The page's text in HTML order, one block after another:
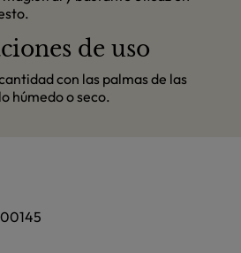
de uso
con las palmas de las
húmedo o seco.